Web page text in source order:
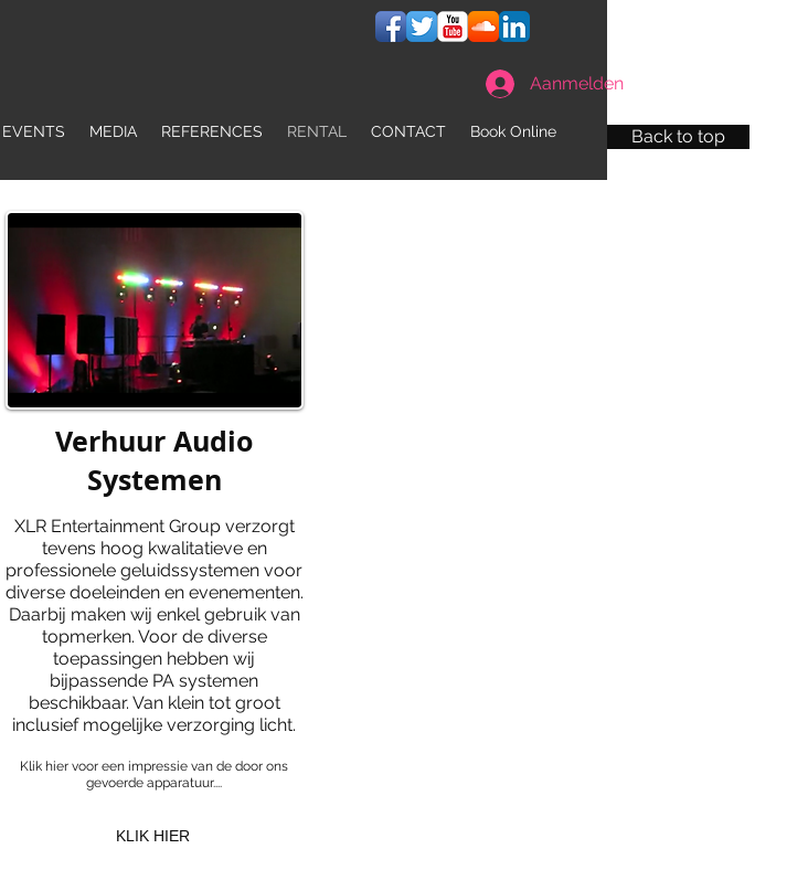
EVENTS MEDIA REFERENCES RENTAL CONTACT Book Online
Aanmelden
Back to top
Verhuur Audio
Systemen
XLR Entertainment Group verzorgt
tevens hoog kwalitatieve en
professionele geluidssystemen voor
diverse doeleinden en evenementen.
Daarbij maken wij enkel gebruik van
topmerken. Voor de diverse
toepassingen hebben wij
bijpassende PA systemen
beschikbaar. Van klein tot groot
inclusief mogelijke verzorging licht.
Klik hier voor een impressie van de door ons
gevoerde apparatuur....
KLIK HIER